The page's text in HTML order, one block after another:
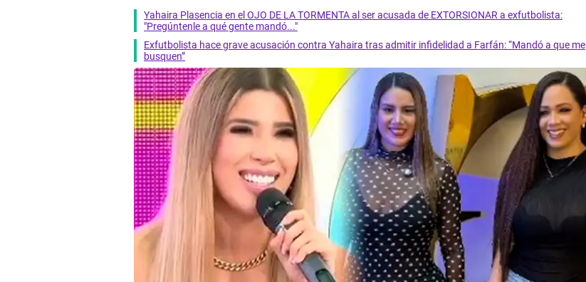
Yahaira Plasencia en el OJO DE LA TORMENTA al ser acusada de EXTORSIONAR a exfutbolista:
"Pregúntenle a qué gente mandó..."
Exfutbolista hace grave acusación contra Yahaira tras admitir infidelidad a Farfán: “Mandó a que me
busquen”